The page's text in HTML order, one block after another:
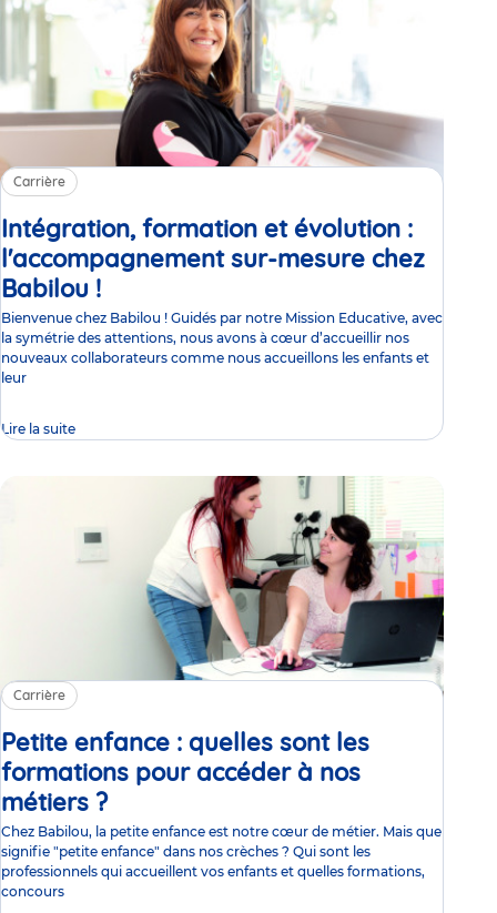
Carrière
Intégration, formation et évolution :
l'accompagnement sur-mesure chez
Babilou !
Bienvenue chez Babilou ! Guidés par notre Mission Educative, avec
la symétrie des attentions, nous avons à cœur d’accueillir nos
nouveaux collaborateurs comme nous accueillons les enfants et
leur
Lire la suite
Carrière
Petite enfance : quelles sont les
formations pour accéder à nos
métiers ?Article
Chez Babilou, la petite enfance est notre cœur de métier. Mais que
signifie "petite enfance" dans nos crèches ? Qui sont les
professionnels qui accueillent vos enfants et quelles formations,
concours